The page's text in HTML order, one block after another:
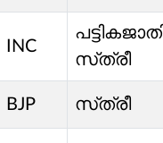
INC
പട്ടികജാതി
സ്‌ത്രീ
BJP സ്‌ത്രീ